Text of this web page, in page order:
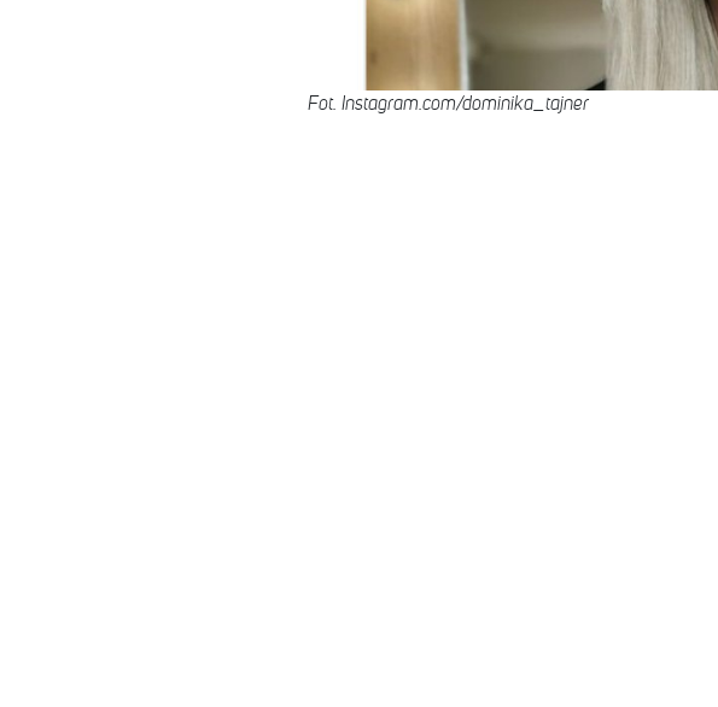
Fot. Instagram.com/dominika_tajner